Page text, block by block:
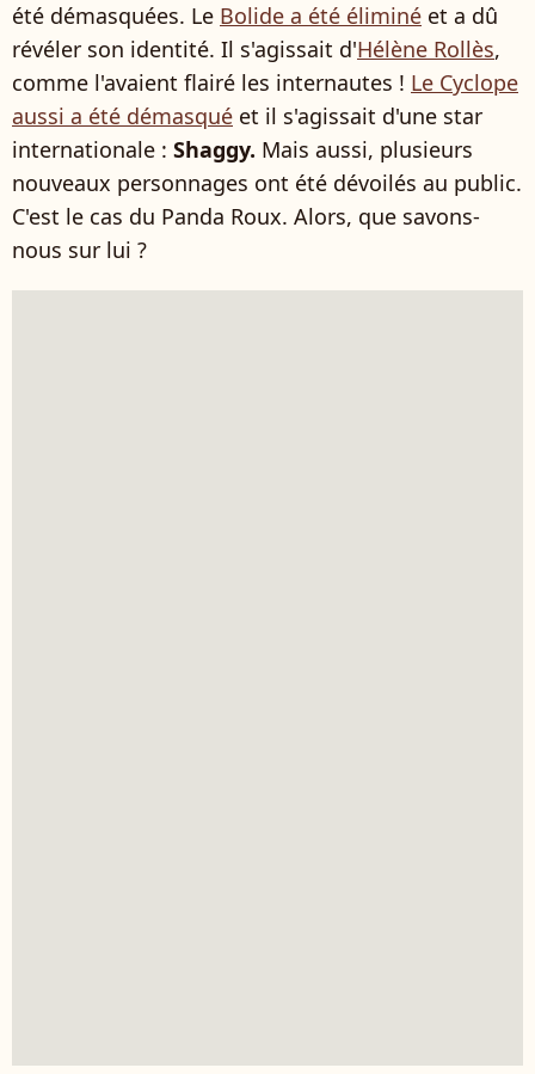
été démasquées. Le Bolide a été éliminé et a dû
révéler son identité. Il s'agissait d'Hélène Rollès,
comme l'avaient flairé les internautes ! Le Cyclope
aussi a été démasqué et il s'agissait d'une star
internationale : Shaggy. Mais aussi, plusieurs
nouveaux personnages ont été dévoilés au public.
C'est le cas du Panda Roux. Alors, que savons-
nous sur lui ?